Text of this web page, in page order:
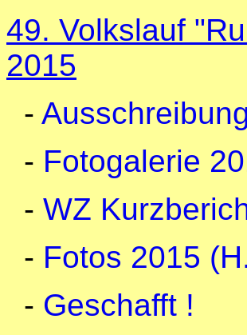
49. Volkslauf
2015
-
- Fotogalerie
- WZ
- Fotos 2015
- Geschafft !